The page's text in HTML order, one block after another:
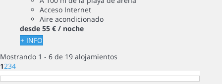
Acceso Internet
Aire acondicionado
desde 55 € / noche
+ INFO
Mostrando 1 - 6 de 19 alojamientos
1234